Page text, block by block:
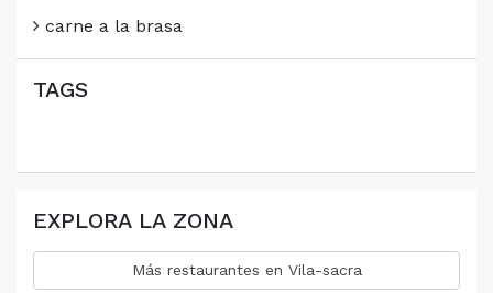
carne a la brasa
TAGS
EXPLORA LA ZONA
Más restaurantes en Vila-sacra